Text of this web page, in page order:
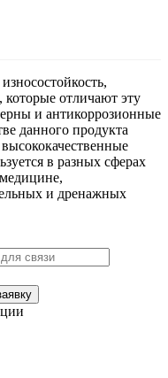
которые отличают эту
и антикоррозионные
данного продукта
в разных сферах
и дренажных